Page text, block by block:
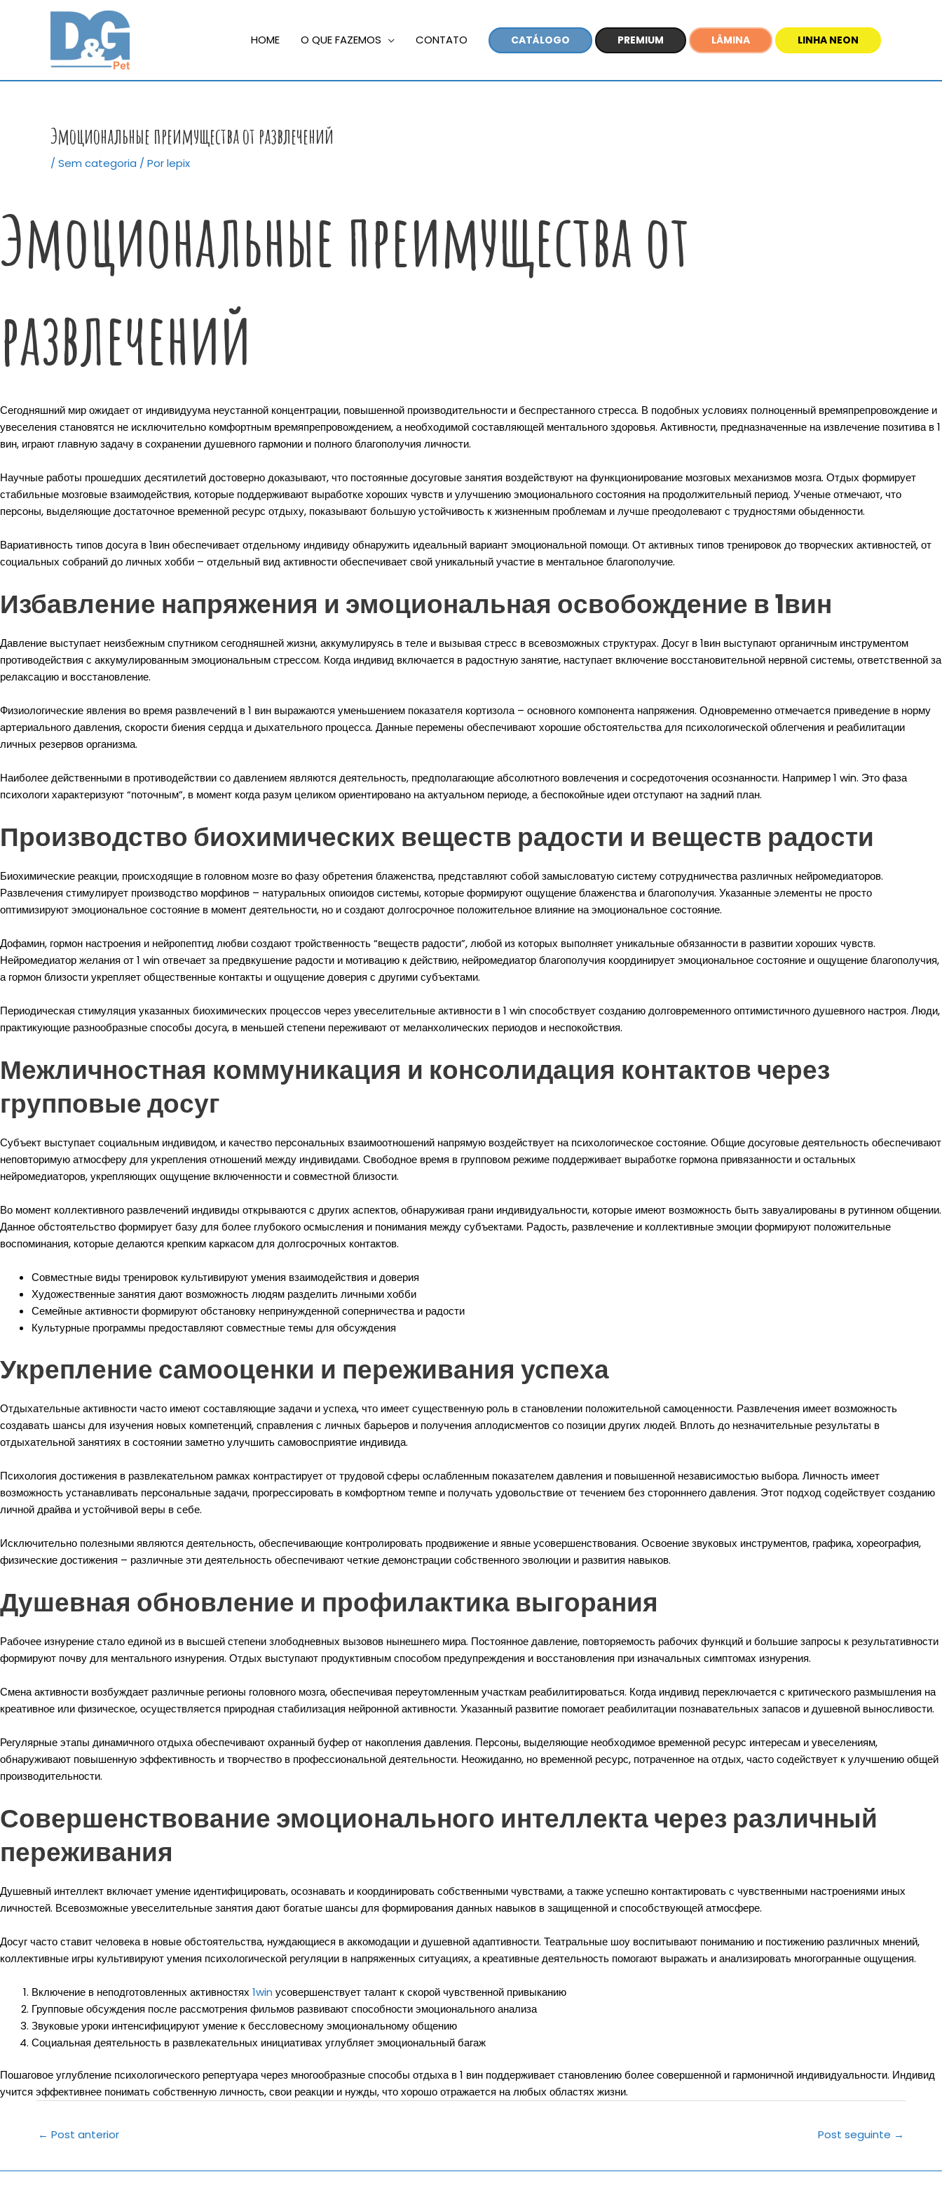
conteúdo
HOME O QUE FAZEMOS CONTATO CATÁLOGO PREMIUM LÂMINA LINHA NEON
Эмоциональные преимущества от развлечений
/ Sem categoria / Porlepix
Эмоциональные преимущества от
развлечений
Сегодняшний мир ожидает от индивидуума неустанной концентрации, повышенной производительности и беспрестанного стресса. В подобных условиях полноценный времяпрепровождение и
увеселения становятся не исключительно комфортным времяпрепровождением, а необходимой составляющей ментального здоровья. Активности, предназначенные на извлечение позитива в 1
вин, играют главную задачу в сохранении душевного гармонии и полного благополучия личности.
Научные работы прошедших десятилетий достоверно доказывают, что постоянные досуговые занятия воздействуют на функционирование мозговых механизмов мозга. Отдых формирует
стабильные мозговые взаимодействия, которые поддерживают выработке хороших чувств и улучшению эмоционального состояния на продолжительный период. Ученые отмечают, что
персоны, выделяющие достаточное временной ресурс отдыху, показывают большую устойчивость к жизненным проблемам и лучше преодолевают с трудностями обыденности.
Вариативность типов досуга в 1вин обеспечивает отдельному индивиду обнаружить идеальный вариант эмоциональной помощи. От активных типов тренировок до творческих активностей, от
социальных собраний до личных хобби – отдельный вид активности обеспечивает свой уникальный участие в ментальное благополучие.
Избавление напряжения и эмоциональная освобождение в 1вин
Давление выступает неизбежным спутником сегодняшней жизни, аккумулируясь в теле и вызывая стресс в всевозможных структурах. Досуг в 1вин выступают органичным инструментом
противодействия с аккумулированным эмоциональным стрессом. Когда индивид включается в радостную занятие, наступает включение восстановительной нервной системы, ответственной за
релаксацию и восстановление.
Физиологические явления во время развлечений в 1 вин выражаются уменьшением показателя кортизола – основного компонента напряжения. Одновременно отмечается приведение в норму
артериального давления, скорости биения сердца и дыхательного процесса. Данные перемены обеспечивают хорошие обстоятельства для психологической облегчения и реабилитации
личных резервов организма.
Наиболее действенными в противодействии со давлением являются деятельность, предполагающие абсолютного вовлечения и сосредоточения осознанности. Например 1 win. Это фаза
психологи характеризуют “поточным”, в момент когда разум целиком ориентировано на актуальном периоде, а беспокойные идеи отступают на задний план.
Производство биохимических веществ радости и веществ радости
Биохимические реакции, происходящие в головном мозге во фазу обретения блаженства, представляют собой замысловатую систему сотрудничества различных нейромедиаторов.
Развлечения стимулирует производство морфинов – натуральных опиоидов системы, которые формируют ощущение блаженства и благополучия. Указанные элементы не просто
оптимизируют эмоциональное состояние в момент деятельности, но и создают долгосрочное положительное влияние на эмоциональное состояние.
Дофамин, гормон настроения и нейропептид любви создают тройственность “веществ радости”, любой из которых выполняет уникальные обязанности в развитии хороших чувств.
Нейромедиатор желания от 1 win отвечает за предвкушение радости и мотивацию к действию, нейромедиатор благополучия координирует эмоциональное состояние и ощущение благополучия,
а гормон близости укрепляет общественные контакты и ощущение доверия с другими субъектами.
Периодическая стимуляция указанных биохимических процессов через увеселительные активности в 1 win способствует созданию долговременного оптимистичного душевного настроя. Люди,
практикующие разнообразные способы досуга, в меньшей степени переживают от меланхолических периодов и неспокойствия.
Межличностная коммуникация и консолидация контактов через
групповые досуг
Субъект выступает социальным индивидом, и качество персональных взаимоотношений напрямую воздействует на психологическое состояние. Общие досуговые деятельность обеспечивают
неповторимую атмосферу для укрепления отношений между индивидами. Свободное время в групповом режиме поддерживает выработке гормона привязанности и остальных
нейромедиаторов, укрепляющих ощущение включенности и совместной близости.
Во момент коллективного развлечений индивиды открываются с других аспектов, обнаруживая грани индивидуальности, которые имеют возможность быть завуалированы в рутинном общении.
Данное обстоятельство формирует базу для более глубокого осмысления и понимания между субъектами. Радость, развлечение и коллективные эмоции формируют положительные
воспоминания, которые делаются крепким каркасом для долгосрочных контактов.
Совместные виды тренировок культивируют умения взаимодействия и доверия
Художественные занятия дают возможность людям разделить личными хобби
Семейные активности формируют обстановку непринужденной соперничества и радости
Культурные программы предоставляют совместные темы для обсуждения
Укрепление самооценки и переживания успеха
Отдыхательные активности часто имеют составляющие задачи и успеха, что имеет существенную роль в становлении положительной самоценности. Развлечения имеет возможность
создавать шансы для изучения новых компетенций, справления с личных барьеров и получения аплодисментов со позиции других людей. Вплоть до незначительные результаты в
отдыхательной занятиях в состоянии заметно улучшить самовосприятие индивида.
Психология достижения в развлекательном рамках контрастирует от трудовой сферы ослабленным показателем давления и повышенной независимостью выбора. Личность имеет
возможность устанавливать персональные задачи, прогрессировать в комфортном темпе и получать удовольствие от течением без сторонннего давления. Этот подход содействует созданию
личной драйва и устойчивой веры в себе.
Исключительно полезными являются деятельность, обеспечивающие контролировать продвижение и явные усовершенствования. Освоение звуковых инструментов, графика, хореография,
физические достижения – различные эти деятельность обеспечивают четкие демонстрации собственного эволюции и развития навыков.
Душевная обновление и профилактика выгорания
Рабочее изнурение стало единой из в высшей степени злободневных вызовов нынешнего мира. Постоянное давление, повторяемость рабочих функций и большие запросы к результативности
формируют почву для ментального изнурения. Отдых выступают продуктивным способом предупреждения и восстановления при изначальных симптомах изнурения.
Смена активности возбуждает различные регионы головного мозга, обеспечивая переутомленным участкам реабилитироваться. Когда индивид переключается с критического размышления на
креативное или физическое, осуществляется природная стабилизация нейронной активности. Указанный развитие помогает реабилитации познавательных запасов и душевной выносливости.
Регулярные этапы динамичного отдыха обеспечивают охранный буфер от накопления давления. Персоны, выделяющие необходимое временной ресурс интересам и увеселениям,
обнаруживают повышенную эффективность и творчество в профессиональной деятельности. Неожиданно, но временной ресурс, потраченное на отдых, часто содействует к улучшению общей
производительности.
Совершенствование эмоционального интеллекта через различный
переживания
Душевный интеллект включает умение идентифицировать, осознавать и координировать собственными чувствами, а также успешно контактировать с чувственными настроениями иных
личностей. Всевозможные увеселительные занятия дают богатые шансы для формирования данных навыков в защищенной и способствующей атмосфере.
Досуг часто ставит человека в новые обстоятельства, нуждающиеся в аккомодации и душевной адаптивности. Театральные шоу воспитывают пониманию и постижению различных мнений,
коллективные игры культивируют умения психологической регуляции в напряженных ситуациях, а креативные деятельность помогают выражать и анализировать многогранные ощущения.
Включение в неподготовленных активностях 1win усовершенствует талант к скорой чувственной привыканию
Групповые обсуждения после рассмотрения фильмов развивают способности эмоционального анализа
Звуковые уроки интенсифицируют умение к бессловесному эмоциональному общению
Социальная деятельность в развлекательных инициативах углубляет эмоциональный багаж
Пошаговое углубление психологического репертуара через многообразные способы отдыха в 1 вин поддерживает становлению более совершенной и гармоничной индивидуальности. Индивид
учится эффективнее понимать собственную личность, свои реакции и нужды, что хорошо отражается на любых областях жизни.
Post
← Post anterior Post seguinte →